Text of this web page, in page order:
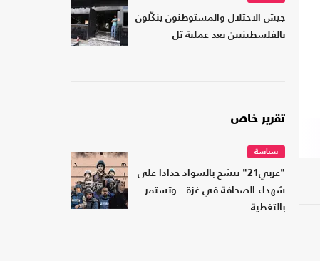
جيش الاحتلال والمستوطنون ينكّلون
بالفلسطينيين بعد عملية تل
تقرير خاص
سياسة
"عربي21" تتشح بالسواد حدادا على
شهداء الصحافة في غزة.. وتستمر
بالتغطية